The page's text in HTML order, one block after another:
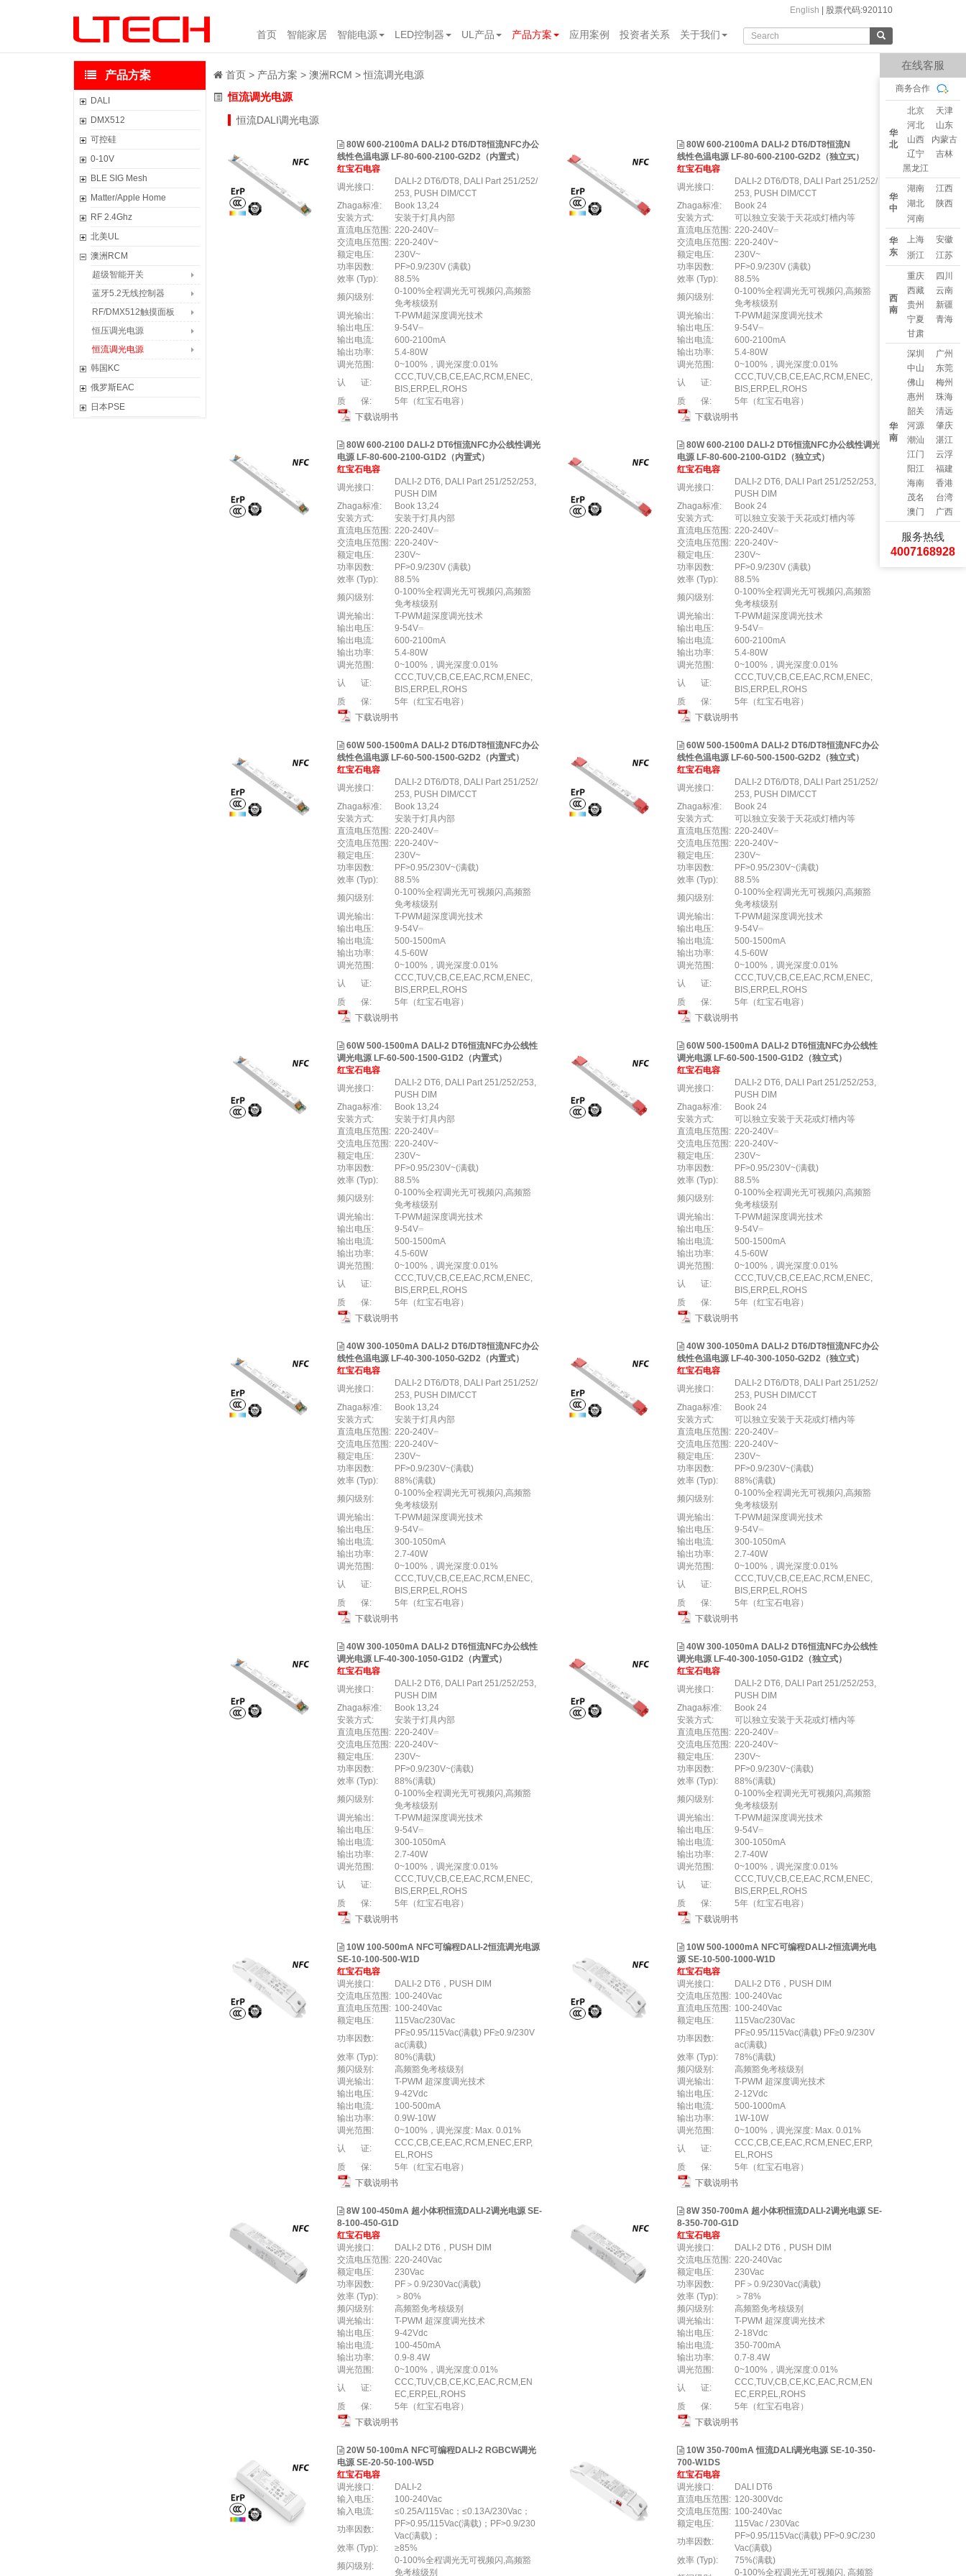
English 股票代码:920110
首页 智能家居 智能电源 LED控制器 UL产品 产品方案 应用案例 投资者关系 关于我们
产品方案
DALI
DALI主控
DALI面板
DALI感应器
DALI控制器
DALI转换器
恒压DALI调光电源
恒流DALI调光电源
恒压DALI低压驱动器
DMX512
DMX512主控制器
恒压DMX调光电源
恒流DMX调光电源
恒压DMX512解码器
恒流DMX512解码器
像素DMX512解码器
DMX信号放大器
WIFI-RDM编程器
Artnet-DMX 控制系统
可控硅
恒压调光电源
恒流调光电源
负载补偿器
可控硅调光器
0-10V
恒压0/1-10V调光电源
恒流0/1-10V调光电源
0/1-10V低压驱动器
0/1-10V调光器
BLE SIG Mesh
超级智能面板
迪拜·超级智能旋钮
摩德纳·超级智能开关
蓝牙恒压智能电源
蓝牙恒流智能电源
蓝牙控制器
生态组件
Matter/Apple Home
智能网关
恒压Matter调光电源
恒流Matter调光电源
Matter控制器
Matter调光器
RF 2.4Ghz
C系列控制器
Mini Pro系列
L-BUS照明控制系统
DX无线控制系统
T系列2.4G控制器
经典控制器
北美UL
恒压调光电源
恒流调光电源
无线控制器
DMX512解码器
高低压防水控制器
智能改造模块
澳洲RCM
超级智能开关
蓝牙5.2无线控制器
RF/DMX512触摸面板
恒压调光电源
恒流调光电源
韩国KC
恒压调光电源
恒流调光电源
俄罗斯EAC
恒压调光电源
日本PSE
首页 产品方案 澳洲RCM 恒流调光电源
恒流调光电源
恒流DALI调光电源
80W 600-2100mA DALI-2 DT6/DT8恒流NFC办公
线性色温电源 LF-80-600-2100-G2D2（内置式）
红宝石电容
调光接口:
DALI-2 DT6/DT8, DALI Part 251/252/
253, PUSH DIM/CCT
Zhaga标准:
Book 13,24
安装方式:
安装于灯具内部
直流电压范围: 220-240V⎓
交流电压范围: 220-240V~
额定电压:
230V~
功率因数:
PF>0.9/230V (满载)
效率 (Typ):
88.5%
频闪级别:
0-100%全程调光无可视频闪,高频豁
免考核级别
调光输出:
T-PWM超深度调光技术
输出电压:
9-54V⎓
输出电流:
600-2100mA
输出功率:
5.4-80W
调光范围:
0~100%，调光深度:0.01%
认 证:
CCC,TUV,CB,CE,EAC,RCM,ENEC,
BIS,ERP,EL,ROHS
质 保:
5年（红宝石电容）
下载说明书
80W 600-2100mA DALI-2 DT6/DT8恒流NFC办公
线性色温电源 LF-80-600-2100-G2D2（独立式）
红宝石电容
调光接口:
DALI-2 DT6/DT8, DALI Part 251/252/
253, PUSH DIM/CCT
Zhaga标准:
Book 24
安装方式:
可以独立安装于天花或灯槽内等
直流电压范围: 220-240V⎓
交流电压范围: 220-240V~
额定电压:
230V~
功率因数:
PF>0.9/230V (满载)
效率 (Typ):
88.5%
频闪级别:
0-100%全程调光无可视频闪,高频豁
免考核级别
调光输出:
T-PWM超深度调光技术
输出电压:
9-54V⎓
输出电流:
600-2100mA
输出功率:
5.4-80W
调光范围:
0~100%，调光深度:0.01%
认 证:
CCC,TUV,CB,CE,EAC,RCM,ENEC,
BIS,ERP,EL,ROHS
质 保:
5年（红宝石电容）
下载说明书
80W 600-2100 DALI-2 DT6恒流NFC办公线性调光
电源 LF-80-600-2100-G1D2（内置式）
红宝石电容
调光接口:
DALI-2 DT6, DALI Part 251/252/253,
PUSH DIM
Zhaga标准:
Book 13,24
安装方式:
安装于灯具内部
直流电压范围: 220-240V⎓
交流电压范围: 220-240V~
额定电压:
230V~
功率因数:
PF>0.9/230V (满载)
效率 (Typ):
88.5%
频闪级别:
0-100%全程调光无可视频闪,高频豁
免考核级别
调光输出:
T-PWM超深度调光技术
输出电压:
9-54V⎓
输出电流:
600-2100mA
输出功率:
5.4-80W
调光范围:
0~100%，调光深度:0.01%
认 证:
CCC,TUV,CB,CE,EAC,RCM,ENEC,
BIS,ERP,EL,ROHS
质 保:
5年（红宝石电容）
下载说明书
80W 600-2100 DALI-2 DT6恒流NFC办公线性调光
电源 LF-80-600-2100-G1D2（独立式）
红宝石电容
调光接口:
DALI-2 DT6, DALI Part 251/252/253,
PUSH DIM
Zhaga标准:
Book 24
安装方式:
可以独立安装于天花或灯槽内等
直流电压范围: 220-240V⎓
交流电压范围: 220-240V~
额定电压:
230V~
功率因数:
PF>0.9/230V (满载)
效率 (Typ):
88.5%
频闪级别:
0-100%全程调光无可视频闪,高频豁
免考核级别
调光输出:
T-PWM超深度调光技术
输出电压:
9-54V⎓
输出电流:
600-2100mA
输出功率:
5.4-80W
调光范围:
0~100%，调光深度:0.01%
认 证:
CCC,TUV,CB,CE,EAC,RCM,ENEC,
BIS,ERP,EL,ROHS
质 保:
5年（红宝石电容）
下载说明书
60W 500-1500mA DALI-2 DT6/DT8恒流NFC办公
线性色温电源 LF-60-500-1500-G2D2（内置式）
红宝石电容
调光接口:
DALI-2 DT6/DT8, DALI Part 251/252/
253, PUSH DIM/CCT
Zhaga标准:
Book 13,24
安装方式:
安装于灯具内部
直流电压范围: 220-240V⎓
交流电压范围: 220-240V~
额定电压:
230V~
功率因数:
PF>0.95/230V~(满载)
效率 (Typ):
88.5%
频闪级别:
0-100%全程调光无可视频闪,高频豁
免考核级别
调光输出:
T-PWM超深度调光技术
输出电压:
9-54V⎓
输出电流:
500-1500mA
输出功率:
4.5-60W
调光范围:
0~100%，调光深度:0.01%
认 证:
CCC,TUV,CB,CE,EAC,RCM,ENEC,
BIS,ERP,EL,ROHS
质 保:
5年（红宝石电容）
下载说明书
60W 500-1500mA DALI-2 DT6/DT8恒流NFC办公
线性色温电源 LF-60-500-1500-G2D2（独立式）
红宝石电容
调光接口:
DALI-2 DT6/DT8, DALI Part 251/252/
253, PUSH DIM/CCT
Zhaga标准:
Book 24
安装方式:
可以独立安装于天花或灯槽内等
直流电压范围: 220-240V⎓
交流电压范围: 220-240V~
额定电压:
230V~
功率因数:
PF>0.95/230V~(满载)
效率 (Typ):
88.5%
频闪级别:
0-100%全程调光无可视频闪,高频豁
免考核级别
调光输出:
T-PWM超深度调光技术
输出电压:
9-54V⎓
输出电流:
500-1500mA
输出功率:
4.5-60W
调光范围:
0~100%，调光深度:0.01%
认 证:
CCC,TUV,CB,CE,EAC,RCM,ENEC,
BIS,ERP,EL,ROHS
质 保:
5年（红宝石电容）
下载说明书
60W 500-1500mA DALI-2 DT6恒流NFC办公线性
调光电源 LF-60-500-1500-G1D2（内置式）
红宝石电容
调光接口:
DALI-2 DT6, DALI Part 251/252/253,
PUSH DIM
Zhaga标准:
Book 13,24
安装方式:
安装于灯具内部
直流电压范围: 220-240V⎓
交流电压范围: 220-240V~
额定电压:
230V~
功率因数:
PF>0.95/230V~(满载)
效率 (Typ):
88.5%
频闪级别:
0-100%全程调光无可视频闪,高频豁
免考核级别
调光输出:
T-PWM超深度调光技术
输出电压:
9-54V⎓
输出电流:
500-1500mA
输出功率:
4.5-60W
调光范围:
0~100%，调光深度:0.01%
认 证:
CCC,TUV,CB,CE,EAC,RCM,ENEC,
BIS,ERP,EL,ROHS
质 保:
5年（红宝石电容）
下载说明书
60W 500-1500mA DALI-2 DT6恒流NFC办公线性
调光电源 LF-60-500-1500-G1D2（独立式）
红宝石电容
调光接口:
DALI-2 DT6, DALI Part 251/252/253,
PUSH DIM
Zhaga标准:
Book 24
安装方式:
可以独立安装于天花或灯槽内等
直流电压范围: 220-240V⎓
交流电压范围: 220-240V~
额定电压:
230V~
功率因数:
PF>0.95/230V~(满载)
效率 (Typ):
88.5%
频闪级别:
0-100%全程调光无可视频闪,高频豁
免考核级别
调光输出:
T-PWM超深度调光技术
输出电压:
9-54V⎓
输出电流:
500-1500mA
输出功率:
4.5-60W
调光范围:
0~100%，调光深度:0.01%
认 证:
CCC,TUV,CB,CE,EAC,RCM,ENEC,
BIS,ERP,EL,ROHS
质 保:
5年（红宝石电容）
下载说明书
40W 300-1050mA DALI-2 DT6/DT8恒流NFC办公
线性色温电源 LF-40-300-1050-G2D2（内置式）
红宝石电容
调光接口:
DALI-2 DT6/DT8, DALI Part 251/252/
253, PUSH DIM/CCT
Zhaga标准:
Book 13,24
安装方式:
安装于灯具内部
直流电压范围: 220-240V⎓
交流电压范围: 220-240V~
额定电压:
230V~
功率因数:
PF>0.9/230V~(满载)
效率 (Typ):
88%(满载)
频闪级别:
0-100%全程调光无可视频闪,高频豁
免考核级别
调光输出:
T-PWM超深度调光技术
输出电压:
9-54V⎓
输出电流:
300-1050mA
输出功率:
2.7-40W
调光范围:
0~100%，调光深度:0.01%
认 证:
CCC,TUV,CB,CE,EAC,RCM,ENEC,
BIS,ERP,EL,ROHS
质 保:
5年（红宝石电容）
下载说明书
40W 300-1050mA DALI-2 DT6/DT8恒流NFC办公
线性色温电源 LF-40-300-1050-G2D2（独立式）
红宝石电容
调光接口:
DALI-2 DT6/DT8, DALI Part 251/252/
253, PUSH DIM/CCT
Zhaga标准:
Book 24
安装方式:
可以独立安装于天花或灯槽内等
直流电压范围: 220-240V⎓
交流电压范围: 220-240V~
额定电压:
230V~
功率因数:
PF>0.9/230V~(满载)
效率 (Typ):
88%(满载)
频闪级别:
0-100%全程调光无可视频闪,高频豁
免考核级别
调光输出:
T-PWM超深度调光技术
输出电压:
9-54V⎓
输出电流:
300-1050mA
输出功率:
2.7-40W
调光范围:
0~100%，调光深度:0.01%
认 证:
CCC,TUV,CB,CE,EAC,RCM,ENEC,
BIS,ERP,EL,ROHS
质 保:
5年（红宝石电容）
下载说明书
40W 300-1050mA DALI-2 DT6恒流NFC办公线性
调光电源 LF-40-300-1050-G1D2（内置式）
红宝石电容
调光接口:
DALI-2 DT6, DALI Part 251/252/253,
PUSH DIM
Zhaga标准:
Book 13,24
安装方式:
安装于灯具内部
直流电压范围: 220-240V⎓
交流电压范围: 220-240V~
额定电压:
230V~
功率因数:
PF>0.9/230V~(满载)
效率 (Typ):
88%(满载)
频闪级别:
0-100%全程调光无可视频闪,高频豁
免考核级别
调光输出:
T-PWM超深度调光技术
输出电压:
9-54V⎓
输出电流:
300-1050mA
输出功率:
2.7-40W
调光范围:
0~100%，调光深度:0.01%
认 证:
CCC,TUV,CB,CE,EAC,RCM,ENEC,
BIS,ERP,EL,ROHS
质 保:
5年（红宝石电容）
下载说明书
40W 300-1050mA DALI-2 DT6恒流NFC办公线性
调光电源 LF-40-300-1050-G1D2（独立式）
红宝石电容
调光接口:
DALI-2 DT6, DALI Part 251/252/253,
PUSH DIM
Zhaga标准:
Book 24
安装方式:
可以独立安装于天花或灯槽内等
直流电压范围: 220-240V⎓
交流电压范围: 220-240V~
额定电压:
230V~
功率因数:
PF>0.9/230V~(满载)
效率 (Typ):
88%(满载)
频闪级别:
0-100%全程调光无可视频闪,高频豁
免考核级别
调光输出:
T-PWM超深度调光技术
输出电压:
9-54V⎓
输出电流:
300-1050mA
输出功率:
2.7-40W
调光范围:
0~100%，调光深度:0.01%
认 证:
CCC,TUV,CB,CE,EAC,RCM,ENEC,
BIS,ERP,EL,ROHS
质 保:
5年（红宝石电容）
下载说明书
10W 100-500mA NFC可编程DALI-2恒流调光电源
SE-10-100-500-W1D
红宝石电容
调光接口:
DALI-2 DT6，PUSH DIM
交流电压范围: 100-240Vac
直流电压范围: 100-240Vac
额定电压:
115Vac/230Vac
功率因数:
PF≥0.95/115Vac(满载) PF≥0.9/230V
ac(满载)
效率 (Typ):
80%(满载)
频闪级别:
高频豁免考核级别
调光输出:
T-PWM 超深度调光技术
输出电压:
9-42Vdc
输出电流:
100-500mA
输出功率:
0.9W-10W
调光范围:
0~100%，调光深度: Max. 0.01%
认 证:
CCC,CB,CE,EAC,RCM,ENEC,ERP,
EL,ROHS
质 保:
5年（红宝石电容）
下载说明书
10W 500-1000mA NFC可编程DALI-2恒流调光电
源 SE-10-500-1000-W1D
红宝石电容
调光接口:
DALI-2 DT6，PUSH DIM
交流电压范围: 100-240Vac
直流电压范围: 100-240Vac
额定电压:
115Vac/230Vac
功率因数:
PF≥0.95/115Vac(满载) PF≥0.9/230V
ac(满载)
效率 (Typ):
78%(满载)
频闪级别:
高频豁免考核级别
调光输出:
T-PWM 超深度调光技术
输出电压:
2-12Vdc
输出电流:
500-1000mA
输出功率:
1W-10W
调光范围:
0~100%，调光深度: Max. 0.01%
认 证:
CCC,CB,CE,EAC,RCM,ENEC,ERP,
EL,ROHS
质 保:
5年（红宝石电容）
下载说明书
8W 100-450mA 超小体积恒流DALI-2调光电源 SE-
8-100-450-G1D
红宝石电容
调光接口:
DALI-2 DT6，PUSH DIM
交流电压范围: 220-240Vac
额定电压:
230Vac
功率因数:
PF＞0.9/230Vac(满载)
效率 (Typ):
＞80%
频闪级别:
高频豁免考核级别
调光输出:
T-PWM 超深度调光技术
输出电压:
9-42Vdc
输出电流:
100-450mA
输出功率:
0.9-8.4W
调光范围:
0~100%，调光深度:0.01%
认 证:
CCC,TUV,CB,CE,KC,EAC,RCM,EN
EC,ERP,EL,ROHS
质 保:
5年（红宝石电容）
下载说明书
8W 350-700mA 超小体积恒流DALI-2调光电源 SE-
8-350-700-G1D
红宝石电容
调光接口:
DALI-2 DT6，PUSH DIM
交流电压范围: 220-240Vac
额定电压:
230Vac
功率因数:
PF＞0.9/230Vac(满载)
效率 (Typ):
＞78%
频闪级别:
高频豁免考核级别
调光输出:
T-PWM 超深度调光技术
输出电压:
2-18Vdc
输出电流:
350-700mA
输出功率:
0.7-8.4W
调光范围:
0~100%，调光深度:0.01%
认 证:
CCC,TUV,CB,CE,KC,EAC,RCM,EN
EC,ERP,EL,ROHS
质 保:
5年（红宝石电容）
下载说明书
20W 50-100mA NFC可编程DALI-2 RGBCW调光
电源 SE-20-50-100-W5D
红宝石电容
调光接口:
DALI-2
输入电压:
100-240Vac
输入电流:
≤0.25A/115Vac；≤0.13A/230Vac；
功率因数:
PF>0.95/115Vac(满载)；PF>0.9/230
Vac(满载)；
效率 (Typ):
≥85%
频闪级别:
0-100%全程调光无可视频闪,高频豁
免考核级别
10W 350-700mA 恒流DALI调光电源 SE-10-350-
700-W1DS
红宝石电容
调光接口:
DALI DT6
直流电压范围: 120-300Vdc
交流电压范围: 100-240Vac
额定电压:
115Vac / 230Vac
功率因数:
PF>0.95/115Vac(满载) PF>0.9C/230
Vac(满载)
效率 (Typ):
75%(满载)
0-100%全程调光无可视频闪, 高频豁
在线客服
商务合作
华
北
北京
河北
山西
辽宁
黑龙江
天津
山东
内蒙古
吉林
华
中
湖南
湖北
河南
江西
陕西
华
东
上海
浙江
安徽
江苏
西
南
重庆
西藏
贵州
宁夏
甘肃
四川
云南
新疆
青海
华
南
深圳
中山
佛山
惠州
韶关
河源
潮汕
江门
阳江
海南
茂名
澳门
广州
东莞
梅州
珠海
清远
肇庆
湛江
云浮
福建
香港
台湾
广西
服务热线
4007168928